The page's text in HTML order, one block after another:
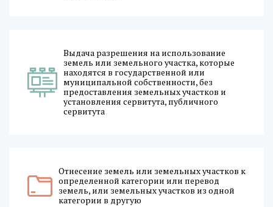
Выдача разрешения на использование
земель или земельного участка, которые
находятся в государственной или
муниципальной собственности, без
предоставления земельных участков и
установления сервитута, публичного
сервитута
Отнесение земель или земельных участков к
определенной категории или перевод
земель, или земельных участков из одной
категории в другую